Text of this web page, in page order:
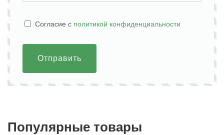
Cогласие с политикой конфиденциальности
Отправить
Популярные товары